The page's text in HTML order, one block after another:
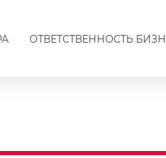
ОТВЕТСТВЕННОСТЬ